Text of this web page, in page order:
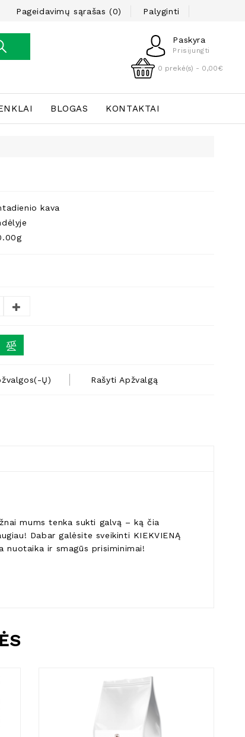
Pageidavimų sąrašas (0) Palyginti
Paskyra
Prisijungti
0 prekė(s) - 0,00€
BLOGAS KONTAKTAI
kava
Ų) Rašyti Apžvalgą
mums tenka sukti galvą – ką čia
Dabar galėsite sveikinti KIEKVIENĄ
nuotaika ir smagūs prisiminimai!